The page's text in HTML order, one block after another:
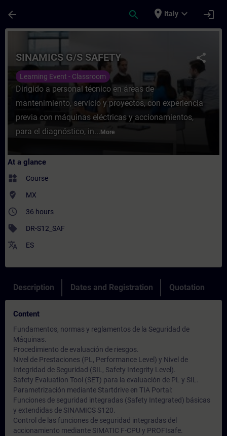
arrow_back search place Italy expand_more login
Course - SINAMICS G/S SAFETY -
share
SINAMICS G/S SAFETY
Learning Event - Classroom
Dirigido a personal técnico en áreas de
mantenimiento, servicio y proyectos, con experiencia
previa con máquinas eléctricas y accionamientos,
para el diagnóstico, in... More
At a glance
widgets Course
where_to_vote MX
access_time 36 hours
sell DR-S12_SAF
translate ES
Description Dates and Registration Quotation
Content
Fundamentos, normas y reglamentos de la Seguridad de
Máquinas.
Procedimiento de evaluación de riesgos.
Nivel de Prestaciones (PL, Performance Level) y Nivel de
Integridad de Seguridad (SIL, Safety Integrity Level).
Safety Evaluation Tool (SET) para la evaluación de PL y SIL.
Parametrización mediante Startdrive en TIA Portal:
Funciones de seguridad integradas (Safety Integrated) básicas
y extendidas de SINAMICS S120.
Control de las funciones de seguridad integradas del
accionamiento mediante SIMATIC F-CPU y PROFIsafe.